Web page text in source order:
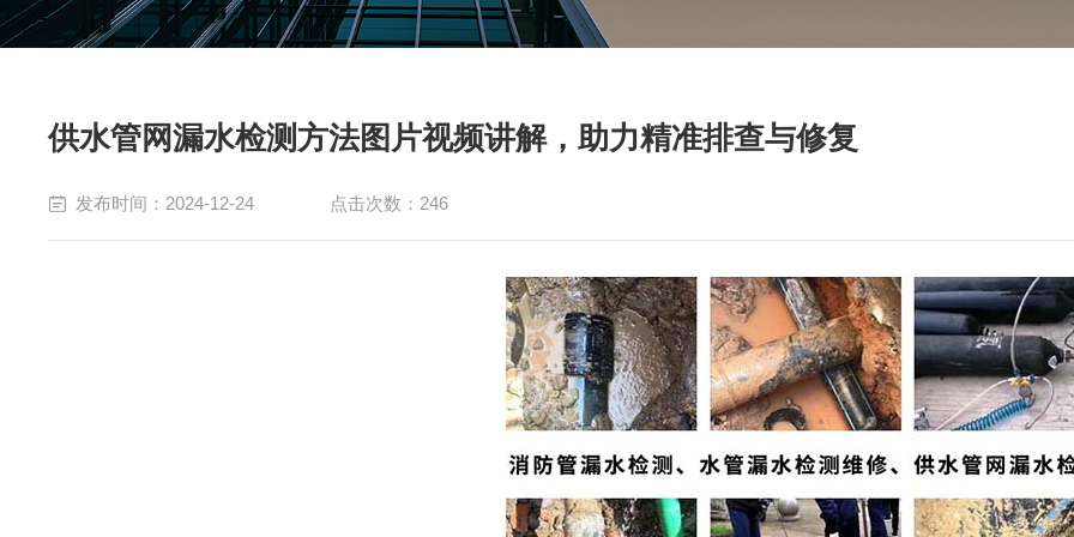
供水管网漏水检测方法图片视频讲解，助力精准排查与修复
发布时间：2024-12-24 点击次数：246